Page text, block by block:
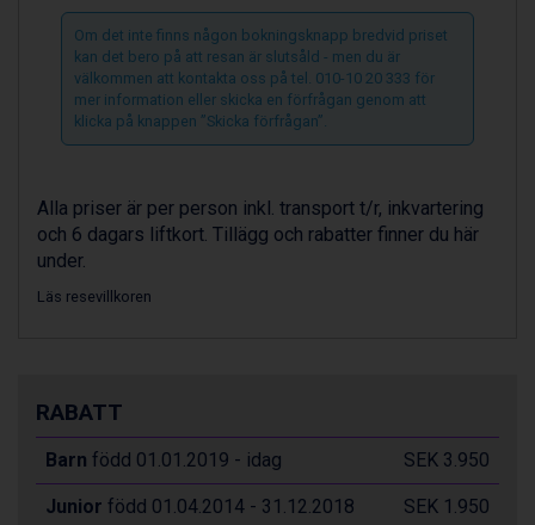
Alleghe från 8.545 kr.
Bad Gastein från 6.295 kr.
Arabba från 11.045 kr.
La Thuile från 7.045 kr.
Cervinia från 8.245 kr.
Saalbach från 9.445 kr.
Bad Hofgastein från 8.595 kr.
Passo Tonale från 5.895 kr.
Champoluc från 5.945 kr.
Fieberbrunn från 9.645 kr.
St. Anton från 11.245 kr.
Zell am See från 6.295 kr.
Canazei från 7.195 kr.
Livigno från 5.595 kr.
Ponte di Legno från 7.395 kr.
Om det inte finns någon bokningsknapp bredvid priset
kan det bero på att resan är slutsåld - men du är
välkommen att kontakta oss på tel. 010-10 20 333 för
mer information eller skicka en förfrågan genom att
klicka på knappen ”Skicka förfrågan”.
Alla priser är per person inkl. transport t/r, inkvartering
och 6 dagars liftkort. Tillägg och rabatter finner du här
under.
Läs resevillkoren
RABATT
Barn född 01.01.2019 - idag SEK 3.950
Junior född 01.04.2014 - 31.12.2018 SEK 1.950